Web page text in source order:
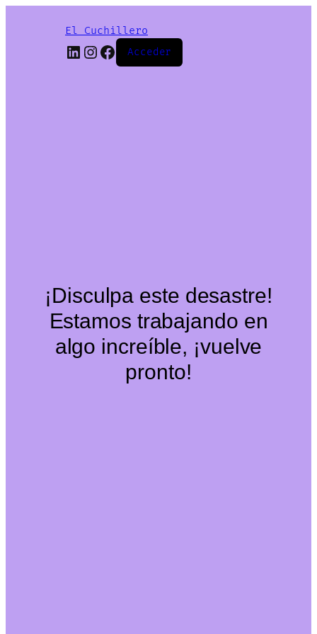
El Cuchillero
LinkedIn
Instagram
Facebook
Acceder
¡Disculpa este desastre!
Estamos trabajando en
algo increíble, ¡vuelve
pronto!